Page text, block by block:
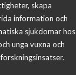
skapa
information och
sjukdomar hos
unga vuxna och